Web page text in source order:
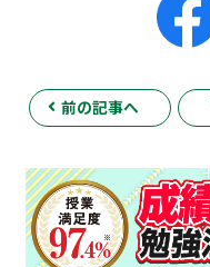
前の記事へ